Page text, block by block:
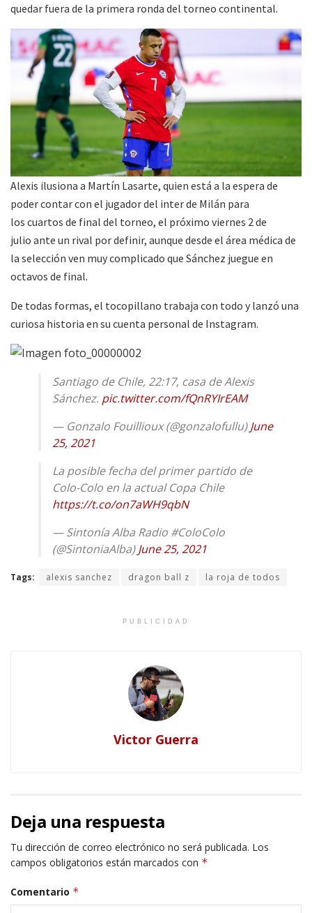
quedar fuera de la primera ronda del torneo continental.
Alexis ilusiona a Martín Lasarte, quien está a la espera de
poder contar con el jugador del inter de Milán para
los cuartos de final del torneo, el próximo viernes 2 de
julio ante un rival por definir, aunque desde el área médica de
la selección ven muy complicado que Sánchez juegue en
octavos de final.
De todas formas, el tocopillano trabaja con todo y lanzó una
curiosa historia en su cuenta personal de Instagram.
Santiago de Chile, 22:17, casa de Alexis
Sánchez. pic.twitter.com/fQnRYIrEAM
— Gonzalo Fouillioux (@gonzalofullu)June
25, 2021
La posible fecha del primer partido de
Colo-Colo en la actual Copa Chile
https://t.co/on7aWH9qbN
— Sintonía Alba Radio #ColoColo
(@SintoniaAlba)June 25, 2021
Tags: alexis sanchez dragon ball z la roja de todos
PUBLICIDAD
Victor Guerra
Deja una respuesta
Tu dirección de correo electrónico no será publicada. Los
campos obligatorios están marcados con *
Comentario *